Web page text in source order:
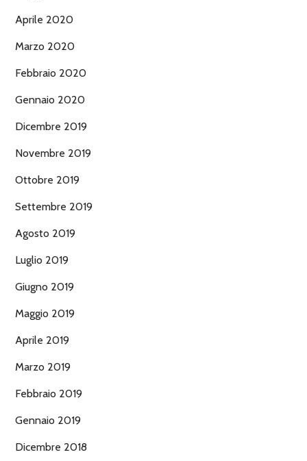
Aprile 2020
Marzo 2020
Febbraio 2020
Gennaio 2020
Dicembre 2019
Novembre 2019
Ottobre 2019
Settembre 2019
Agosto 2019
Luglio 2019
Giugno 2019
Maggio 2019
Aprile 2019
Marzo 2019
Febbraio 2019
Gennaio 2019
Dicembre 2018